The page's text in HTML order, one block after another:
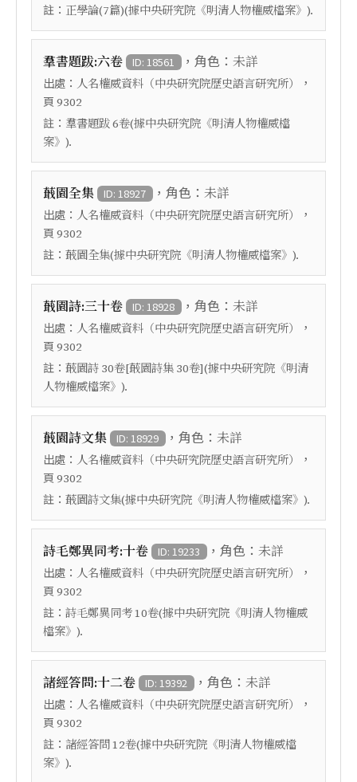
註： 正學論(7篇)(據中央研究院《明清人物權威檔案》).
羣書題跋:六卷 ID: 18561 ，角色： 未詳
出處： 人名權威資料（中央研究院歷史語言研究所）
，
頁 9302
註： 羣書題跋 6卷(據中央研究院《明清人物權威檔
案》).
蕺園全集 ID: 18927 ，角色： 未詳
出處： 人名權威資料（中央研究院歷史語言研究所）
，
頁 9302
註： 蕺園全集(據中央研究院《明清人物權威檔案》).
蕺園詩:三十卷 ID: 18928 ，角色： 未詳
出處： 人名權威資料（中央研究院歷史語言研究所）
，
頁 9302
註： 蕺園詩 30卷[蕺園詩集 30卷](據中央研究院《明清
人物權威檔案》).
蕺園詩文集 ID: 18929 ，角色： 未詳
出處： 人名權威資料（中央研究院歷史語言研究所）
，
頁 9302
註： 蕺園詩文集(據中央研究院《明清人物權威檔案》).
詩毛鄭異同考:十卷 ID: 19233 ，角色： 未詳
出處： 人名權威資料（中央研究院歷史語言研究所）
，
頁 9302
註： 詩毛鄭異同考 10卷(據中央研究院《明清人物權威
檔案》).
諸經答問:十二卷 ID: 19392 ，角色： 未詳
出處： 人名權威資料（中央研究院歷史語言研究所）
，
頁 9302
註： 諸經答問 12卷(據中央研究院《明清人物權威檔
案》).